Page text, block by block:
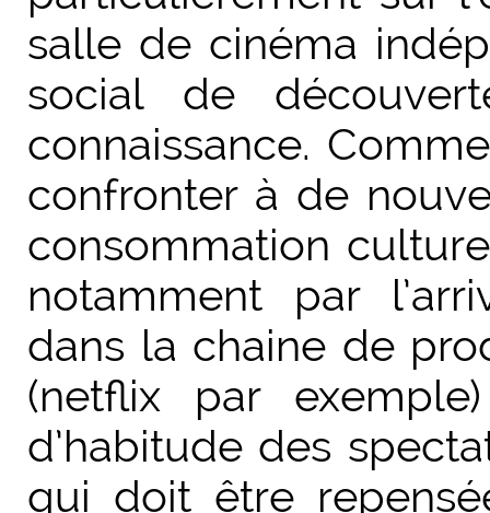
salle de cinéma
social de
connaissance.
confronter à de
consommation
notamment par
dans la chaine de
(netflix par
d’habitude des
qui doit être